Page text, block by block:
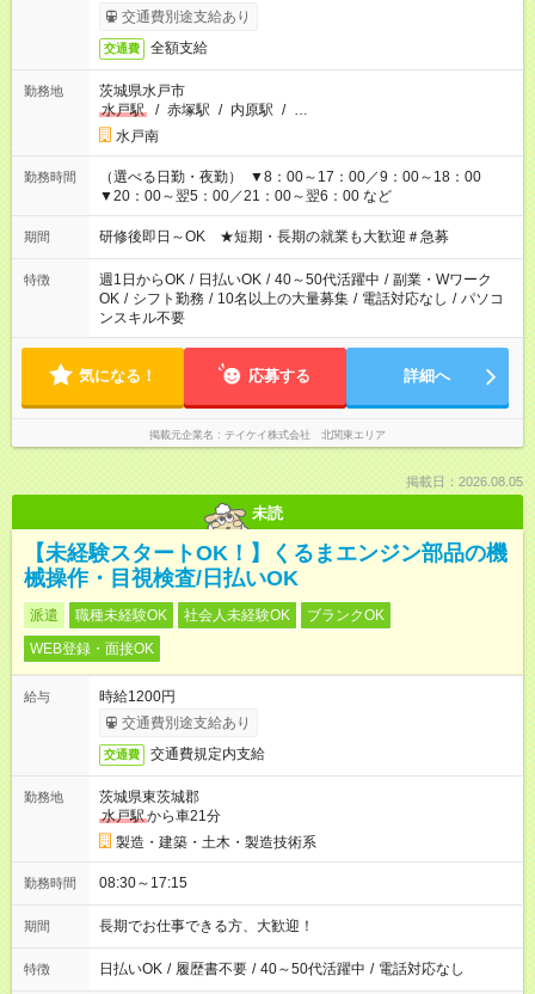
収1万円以上
交通費別途支給あり
交通費 全額支給
勤務地
茨城県水戸市
水戸駅
/ 赤塚駅 / 内原駅 / …
水戸南
勤務時間
（選べる日勤・夜勤） ▼8：00～17：00／9：00～18：00
▼20：00～翌5：00／21：00～翌6：00 など
期間 研修後即日～OK ★短期・長期の就業も大歓迎＃急募
特徴 週1日からOK / 日払いOK / 40～50代活躍中 / 副業・Wワーク
OK / シフト勤務 / 10名以上の大量募集 / 電話対応なし / パソコ
ンスキル不要
気になる！ 応募する 詳細へ
掲載元企業名 テイケイ株式会社 北関東エリア
掲載日：2026.08.05
未読
【未経験スタートOK！】くるまエンジン部品の機
械操作・目視検査/日払いOK
派遣 職種未経験OK 社会人未経験OK
ブランクOK
WEB登録・面接OK
給与
時給1200円
交通費別途支給あり
交通費 交通費規定内支給
勤務地
茨城県東茨城郡
水戸駅から車21分
製造・建築・土木・製造技術系
勤務時間 08:30～17:15
期間 長期でお仕事できる方、大歓迎！
特徴 日払いOK / 履歴書不要 / 40～50代活躍中 / 電話対応なし